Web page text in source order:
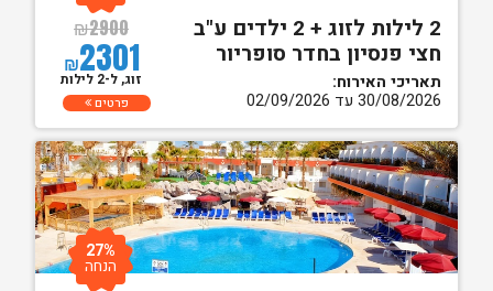
2 לילות לזוג + 2 ילדים ע"ב
חצי פנסיון בחדר סופריור
תאריכי האירוח:
30/08/2026 עד 02/09/2026
₪2900
₪2301
זוג, ל-2 לילות
פרטים
27%
הנחה